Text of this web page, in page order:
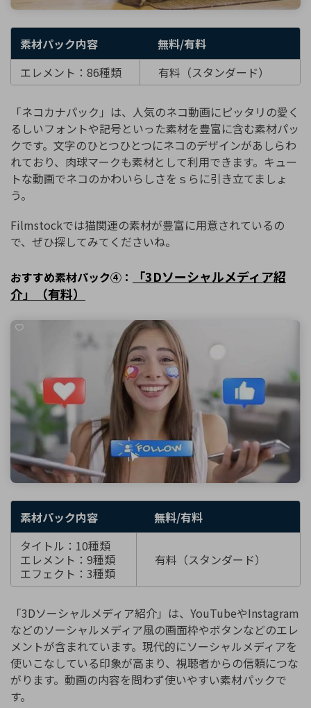
素材パック内容
無料/有料
エレメント：86種類
有料（スタンダード）
「ネコカナパック」は、人気のネコ動画にピッタリの愛く
るしいフォントや記号といった素材を豊富に含む素材パッ
クです。文字のひとつひとつにネコのデザインがあしらわ
れており、肉球マークも素材として利用できます。キュー
トな動画でネコのかわいらしさをｓらに引き立てましょ
う。
Filmstockでは猫関連の素材が豊富に用意されているの
で、ぜひ探してみてくださいね。
おすすめ素材パック④：
「3Dソーシャルメディア紹
介」（有料）
素材パック内容
無料/有料
タイトル：10種類
エレメント：9種類
エフェクト：3種類
有料（スタンダード）
「3Dソーシャルメディア紹介」は、YouTubeやInstagram
などのソーシャルメディア風の画面枠やボタンなどのエレ
メントが含まれています。現代的にソーシャルメディアを
使いこなしている印象が高まり、視聴者からの信頼につな
がります。動画の内容を問わず使いやすい素材パックで
す。